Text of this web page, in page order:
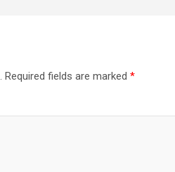
Required fields are marked *